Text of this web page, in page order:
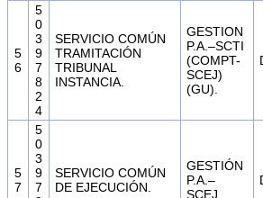
5
6
5
0
3
9
7
8
2
4
SERVICIO COMÚN
TRAMITACIÓN
TRIBUNAL
INSTANCIA.
GESTION
P.A.–SCTI
(COMPT-
SCEJ)
(GU).
5
7
5
0
3
9
7
SERVICIO COMÚN
DE EJECUCIÓN.
GESTIÓN
P.A.–
SCEJ.